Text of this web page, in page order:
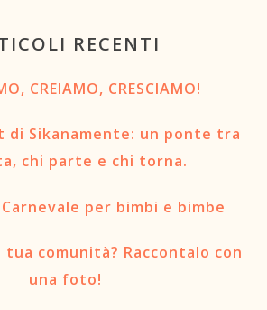
RECENTI
CREIAMO, CRESCIAMO!
di Sikanamente: un ponte tra
chi parte e chi torna.
per bimbi e bimbe
tua comunità? Raccontalo con
una foto!